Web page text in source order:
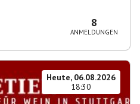
8
ANMELDUNGEN
Heute, 06.08.2026
18:30